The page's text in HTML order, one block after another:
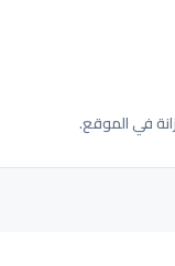
في الموقع.